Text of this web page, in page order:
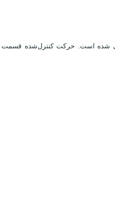
شده است. حرکت کنترل‌شده قسمت